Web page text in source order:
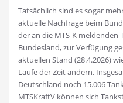
Tatsächlich sind es sogar
aktuelle Nachfrage beim
der an die MTS-K meldenden
Bundesland, zur Verfügung
aktuellen Stand (28.4.2026)
Laufe der Zeit ändern.
Deutschland noch 15.006
MTSKraftV können sich